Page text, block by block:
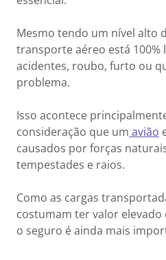
Mesmo tendo um nível alto
transporte aéreo está 100%
acidentes, roubo, furto ou
problema.
Isso acontece
consideração que um avião
causados por forças
tempestades e raios.
Como as cargas
costumam ter valor
o seguro é ainda mais